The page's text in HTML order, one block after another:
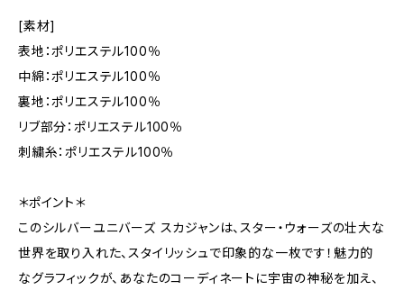
[素材]
表地：ポリエステル100％
中綿：ポリエステル100％
裏地：ポリエステル100％
リブ部分：ポリエステル100％
刺繍糸：ポリエステル100％
＊ポイント＊
このシルバーユニバーズ スカジャンは、スター・ウォーズの壮大な
世界を取り入れた、スタイリッシュで印象的な一枚です！魅力的
なグラフィックが、あなたのコーディネートに宇宙の神秘を加え、